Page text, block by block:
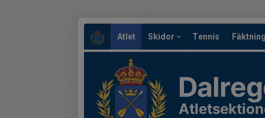
Atlet Skidor Tennis